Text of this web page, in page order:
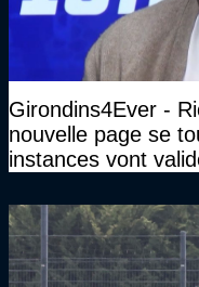
Girondins4Ever -
nouvelle page se
instances vont
haut niveau"